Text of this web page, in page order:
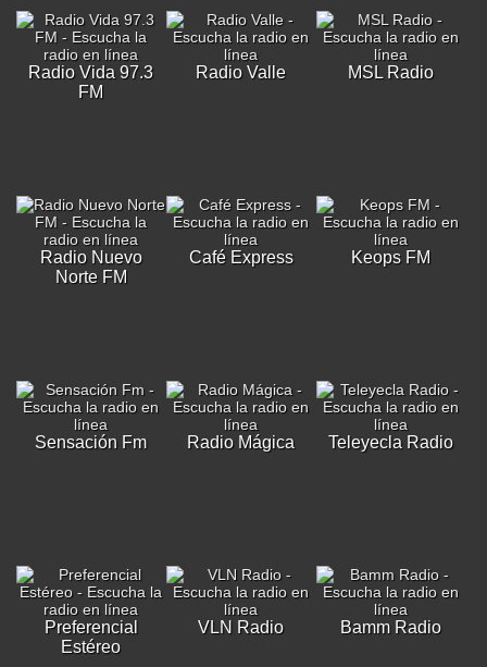
Radio Vida 97.3
FM
Radio Valle MSL Radio
Radio Nuevo
Norte FM
Café Express Keops FM
Sensación Fm Radio Mágica Teleyecla Radio
Preferencial
Estéreo
VLN Radio Bamm Radio